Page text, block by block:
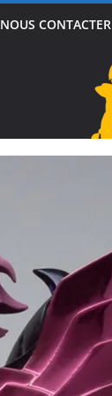
NOUS CONTACTER